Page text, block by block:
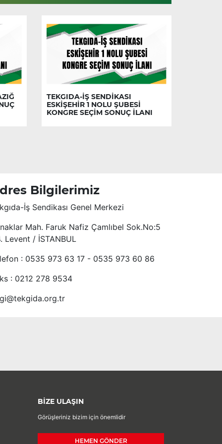
TEKGIDA-İŞ SENDİKASI
ESKİŞEHİR 1 NOLU ŞUBESİ
KONGRE SEÇİM SONUÇ İLANI
Bilgilerimiz
İş Sendikası Genel Merkezi
Mah. Faruk Nafiz Çamlıbel Sok.No:5
Levent / İSTANBUL
: 0535 973 63 17 - 0535 973 60 86
: 0212 278 9534
BİZE ULAŞIN
Görüşleriniz bizim için önemlidir
HEMEN GÖNDER